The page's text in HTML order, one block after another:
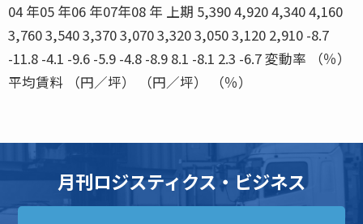
04 年05 年06 年07年08 年 上期 5,390 4,920 4,340 4,160
3,760 3,540 3,370 3,070 3,320 3,050 3,120 2,910 -8.7
-11.8 -4.1 -9.6 -5.9 -4.8 -8.9 8.1 -8.1 2.3 -6.7 変動率 （％）
平均賃料 （円／坪） （円／坪） （％）
月刊ロジスティクス・ビジネス